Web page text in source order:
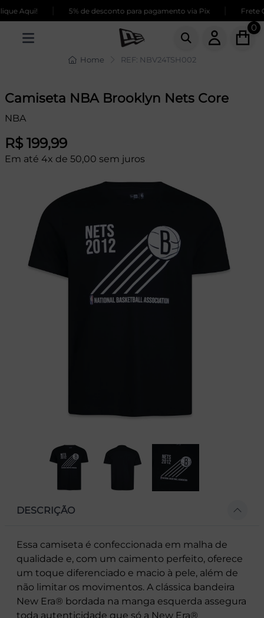
Aqui! 5% de desconto para pagamento via Pix Frete
0
Home REF: NBV24TSH002
Camiseta NBA Brooklyn Nets Core
NBA
R$ 199,99
Em até 4x de 50,00 sem juros
DESCRIÇÃO
Essa camiseta é confeccionada em malha de
qualidade e, com um caimento perfeito, oferece
um toque diferenciado e macio à pele, além de
não limitar os movimentos. A clássica bandeira
New Era® bordada na manga esquerda assegura
toda autenticidade que só a New Era®